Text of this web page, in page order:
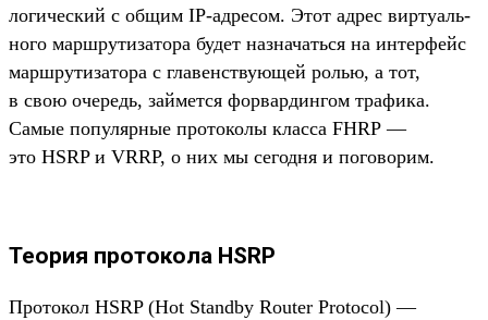
логичес­кий с общим IP-адре­сом. Этот адрес вир­туаль­
ного мар­шру­тиза­тора будет наз­начать­ся на интерфейс
мар­шру­тиза­тора с гла­венс­тву­ющей ролью, а тот,
в свою оче­редь, зай­мет­ся фор­вардин­гом тра­фика.
Самые популяр­ные про­токо­лы клас­са FHRP —
это HSRP и VRRP, о них мы сегод­ня и погово­рим.
Теория протокола HSRP
Про­токол HSRP (Hot Standby Router Protocol) —